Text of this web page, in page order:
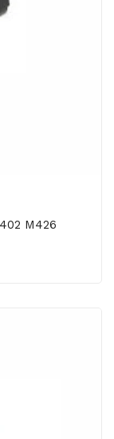
M426